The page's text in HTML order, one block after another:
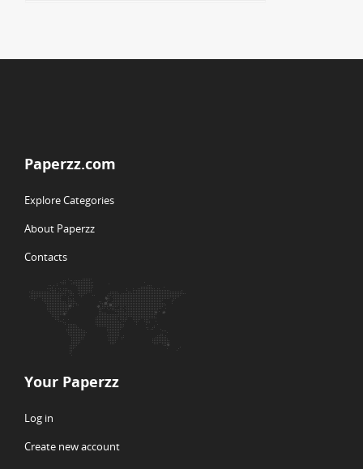
Paperzz.com
Explore Categories
About Paperzz
Contacts
Your Paperzz
Log in
Create new account